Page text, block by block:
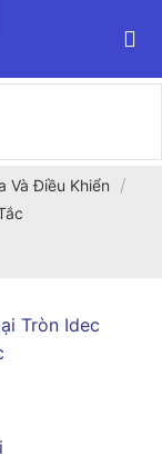
Và Điều Khiển /